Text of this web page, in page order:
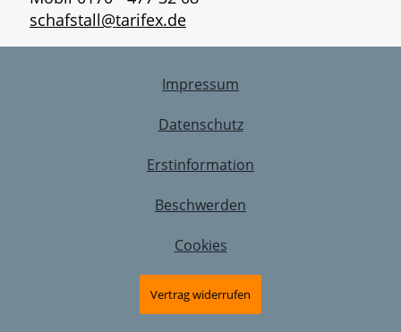
schafstall@tarifex.de
Impressum
Datenschutz
Erstinformation
Beschwerden
Cookies
Vertrag widerrufen